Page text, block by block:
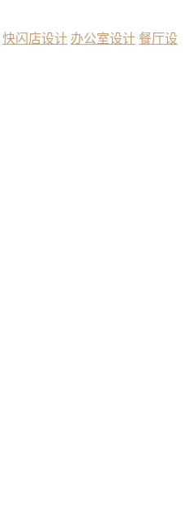
快闪店设计 办公室设计 餐厅设